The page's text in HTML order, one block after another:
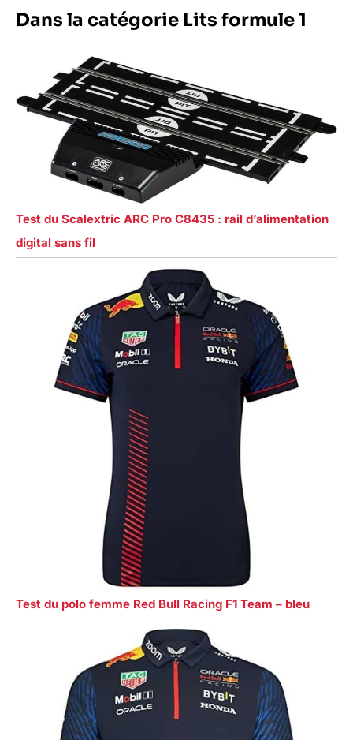
Dans la catégorie Lits formule 1
Test du Scalextric ARC Pro C8435 : rail d’alimentation
digital sans fil
Test du polo femme Red Bull Racing F1 Team – bleu